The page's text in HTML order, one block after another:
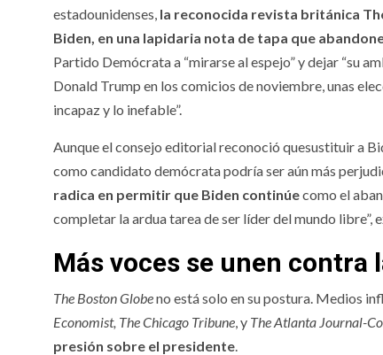
estadounidenses, la reconocida revista británica
Biden, en una lapidaria nota de tapa que
Partido Demócrata a “mirarse al espejo” y dejar “su
Donald Trump en los comicios de noviembre, unas
incapaz y lo inefable”.
Aunque el consejo editorial reconoció quesustituir a
como candidato demócrata podría ser aún más
radica en permitir que Biden continúecomo el
completar la ardua tarea de ser líder del mundo libre”,
Más voces se unen contra
The Boston Globeno está solo en su postura. Medios
Economist, The Chicago Tribune , y The Atlanta Journal-
presión sobre el presidente